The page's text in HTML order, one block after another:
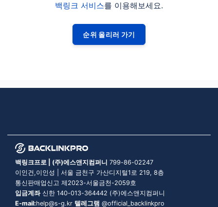
백링크 서비스를 이용해보세요.
순위 올리러 가기
백링크프로 | (주)에스앤지컴퍼니 799-86-02247
이인건,이인성 | 서울 금천구 가산디지털1로 219, 8층
통신판매업신고 제2023-서울금천-2059호
입금계좌신한 140-013-364442 (주)에스앤지컴퍼니
E-mail:help@s-g.kr 텔레그램 @official_backlinkpro